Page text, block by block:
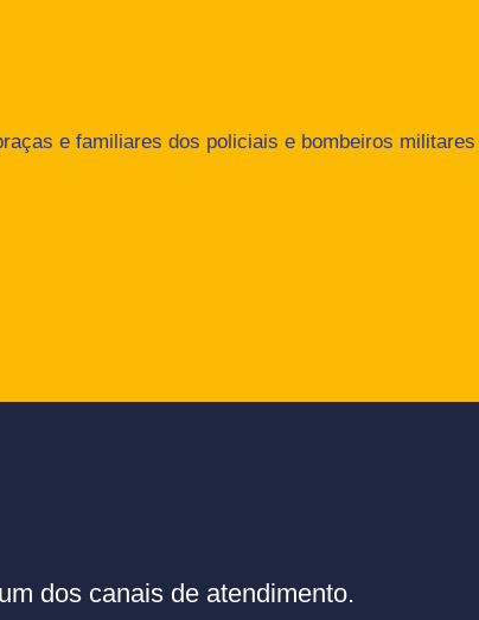
e familiares dos policiais e bombeiros militares
dos canais de atendimento.